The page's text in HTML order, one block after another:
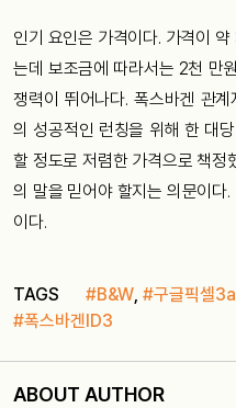
인기 요인은 가격이다. 가격이
는데 보조금에 따라서는 2천 만
쟁력이 뛰어나다. 폭스바겐 관
의 성공적인 런칭을 위해 한 대
할 정도로 저렴한 가격으로 책정
의 말을 믿어야 할지는 의문이다
이다.
TAGS #B&W, #구글픽셀3a
#폭스바겐ID3
ABOUT AUTHOR